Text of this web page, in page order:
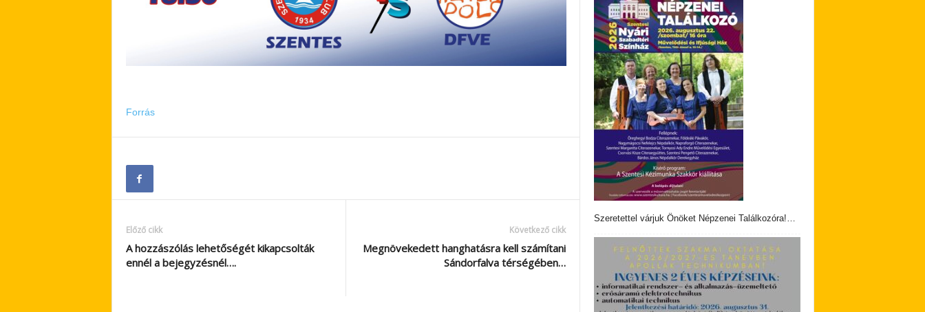
Forrás
Előző cikk
A hozzászólás lehetőségét kikapcsolták
ennél a bejegyzésnél….
Következő cikk
Megnövekedett hanghatásra kell számítani
Sándorfalva térségében…
Szeretettel várjuk Önöket Népzenei Találkozóra!…